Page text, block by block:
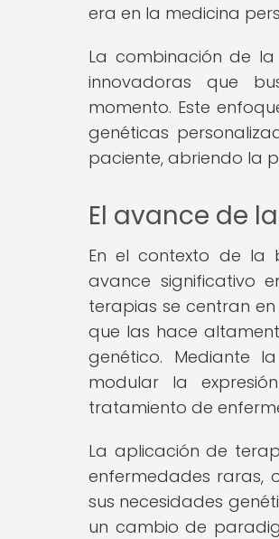
era en la medicina
La combinación de
innovadoras que
momento. Este
genéticas
paciente, abriendo la
El avance de
En el contexto de la
avance significativo
terapias se centran
que las hace
genético. Mediante
modular la
tratamiento de
La aplicación de
enfermedades raras,
sus necesidades
un cambio de